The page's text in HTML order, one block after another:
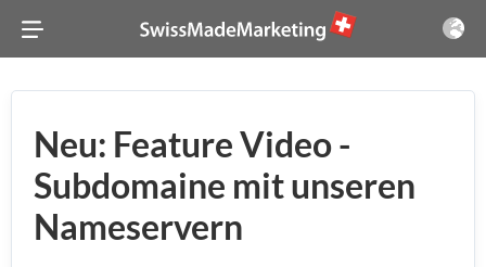
Neu: Feature Video -
Subdomaine mit unseren
Nameservern